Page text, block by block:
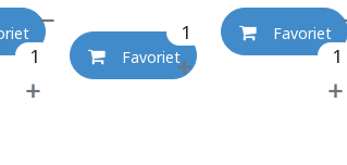
Favoriet
Favoriet